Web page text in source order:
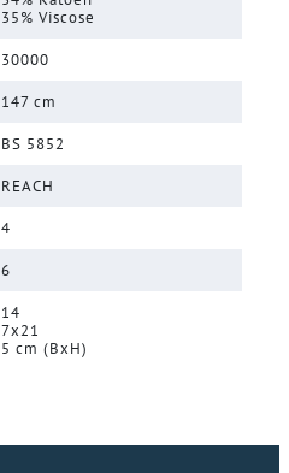
35% Viscose
30000
147 cm
BS 5852
REACH
4
6
14
7x21
5 cm (BxH)